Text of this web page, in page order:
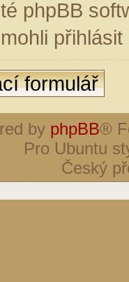
phpBB
formulář
by phpBB®
Pro Ubuntu
Český